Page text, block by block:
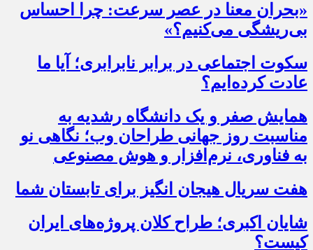
«بحران معنا در عصر سرعت: چرا احساس
بی‌ریشگی می‌کنیم؟»
سکوت اجتماعی در برابر نابرابری؛ آیا ما
عادت کرده‌ایم؟
همایش صفر و یک دانشگاه رشدیه به
مناسبت روز جهانی طراحان وب؛ نگاهی نو
به فناوری، نرم‌افزار و هوش مصنوعی
هفت سریال هیجان انگیز برای تابستان شما
شایان اکبری؛ طراح کلان پروژه‌های ایران
کیست؟